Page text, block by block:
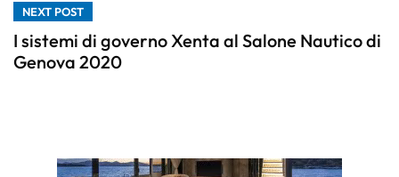
NEXT POST
I sistemi di governo Xenta al Salone Nautico di
Genova 2020